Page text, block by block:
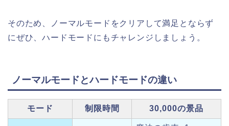
そのため、ノーマルモードをクリアして満足とならず
にぜひ、ハードモードにもチャレンジしましょう。
ノーマルモードとハードモードの違い
モード 制限時間 30,000の景品